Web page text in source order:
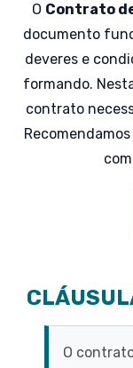
O Contrato
documento
deveres e
formando.
contrato
O